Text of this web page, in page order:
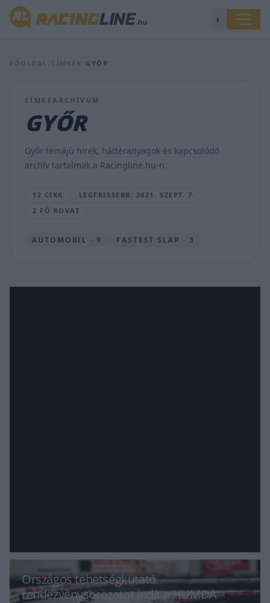
◐
FŐOLDAL CÍMKÉK GYŐR
CÍMKEARCHÍVUM
GYŐR
Győr témájú hírek, háttéranyagok és kapcsolódó
archív tartalmak a Racingline.hu-n.
12 CIKK
LEGFRISSEBB: 2021. SZEPT. 7.
2 FŐ ROVAT
AUTOMOBIL · 9 FASTEST SLAP · 3
második
szervez
országjáró
közlekedésbiztonsági
oktatási
programsorozatot
a
HUMDA
2021.
Országos tehetségkutató
rendezvénysorozatot indít a HUMDA